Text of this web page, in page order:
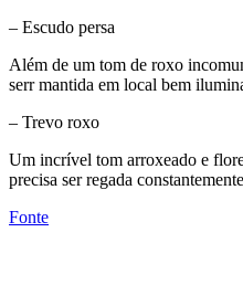
– Escudo persa
Além de um tom de roxo
serr mantida em local bem
– Trevo roxo
Um incrível tom arroxeado e
precisa ser regada
Fonte